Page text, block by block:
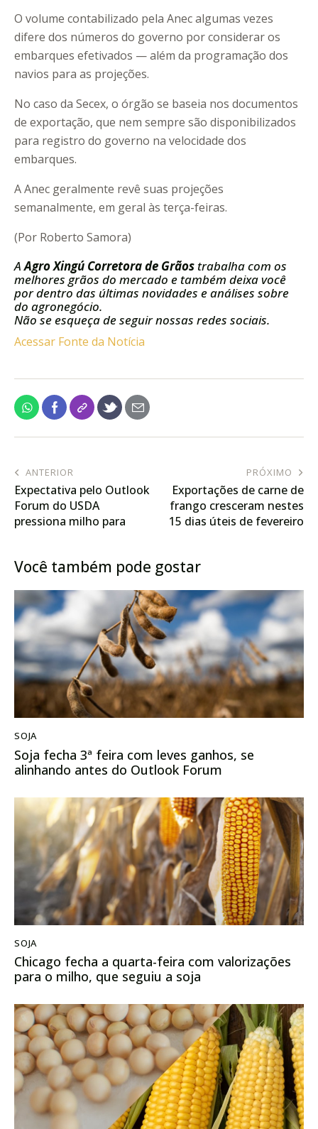
O volume contabilizado pela Anec algumas vezes
difere dos números do governo por considerar os
embarques efetivados — além da programação dos
navios para as projeções.
No caso da Secex, o órgão se baseia nos documentos
de exportação, que nem sempre são disponibilizados
para registro do governo na velocidade dos
embarques.
A Anec geralmente revê suas projeções
semanalmente, em geral às terça-feiras.
(Por Roberto Samora)
AAgro Xingú Corretora de Grãos trabalha com os
melhores grãos do mercado e também deixa você
por dentro das últimas novidades e análises sobre
do agronegócio.
Não se esqueça de seguir nossas redes sociais.
Acessar Fonte da Notícia
ANTERIOR
Expectativa pelo Outlook
Forum do USDA
pressiona milho para
PRÓXIMO
Exportações de carne de
frango cresceram nestes
15 dias úteis de fevereiro
Você também pode gostar
SOJA
Soja fecha 3ª feira com leves ganhos, se
alinhando antes do Outlook Forum
SOJA
Chicago fecha a quarta-feira com valorizações
para o milho, que seguiu a soja